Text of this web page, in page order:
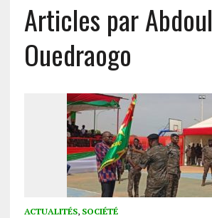
Articles par Abdoul
Ouedraogo
ACTUALITÉS, SOCIÉTÉ